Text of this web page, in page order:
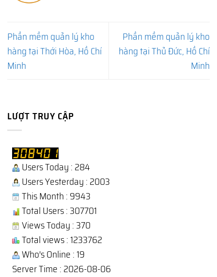
Phần mềm quản lý kho
hàng tại Thới Hòa, Hồ Chí
Minh
Phần mềm quản lý kho
hàng tại Thủ Đức, Hồ Chí
Minh
LƯỢT TRUY CẬP
Users Today : 284
Users Yesterday : 2003
This Month : 9943
Total Users : 307701
Views Today : 370
Total views : 1233762
Who's Online : 19
Server Time : 2026-08-06